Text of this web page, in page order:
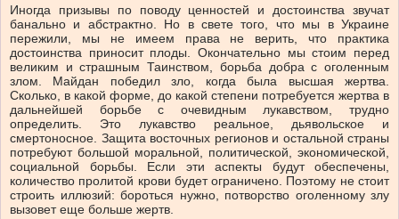
Иногда призывы по поводу ценностей и достоинства звучат
банально и абстрактно. Но в свете того, что мы в Украине
пережили, мы не имеем права не верить, что практика
достоинства приносит плоды. Окончательно мы стоим перед
великим и страшным Таинством, борьба добра с оголенным
злом. Майдан победил зло, когда была высшая жертва.
Сколько, в какой форме, до какой степени потребуется жертва в
дальнейшей борьбе с очевидным лукавством, трудно
определить. Это лукавство реальное, дьявольское и
смертоносное. Защита восточных регионов и остальной страны
потребуют большой моральной, политической, экономической,
социальной борьбы. Если эти аспекты будут обеспечены,
количество пролитой крови будет ограничено. Поэтому не стоит
строить иллюзий: бороться нужно, потворство оголенному злу
вызовет еще больше жертв.